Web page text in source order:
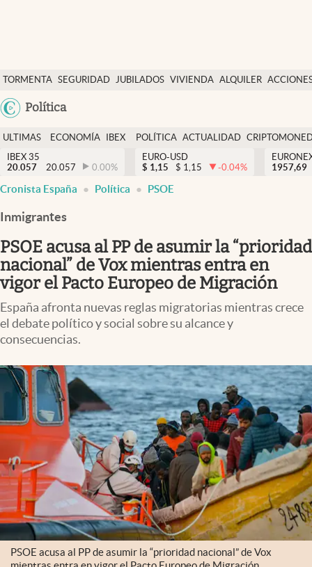
TORMENTA SEGURIDAD JUBILADOS VIVIENDA ALQUILER
USA
Política
Economía y finanzas
Política
Actualidad
Criptomonedas
España
ULTIMAS
NOTICIAS
ECONOMÍA
FINANZAS
IBEX
EURO
POLÍTICA ACTUALIDAD
IBEX 35
20.057
20.057 0.00%
EURO-USD
$ 1,15 $ 1,15 -0.04%
1957,69
Cronista España Política PSOE
Inmigrantes
PSOE acusa al PP de asumir la “prioridad
nacional” de Vox mientras entra en
vigor el Pacto Europeo de Migración
España afronta nuevas reglas migratorias mientras crece
el debate político y social sobre su alcance y
consecuencias.
PSOE acusa al PP de asumir la “prioridad nacional” de Vox